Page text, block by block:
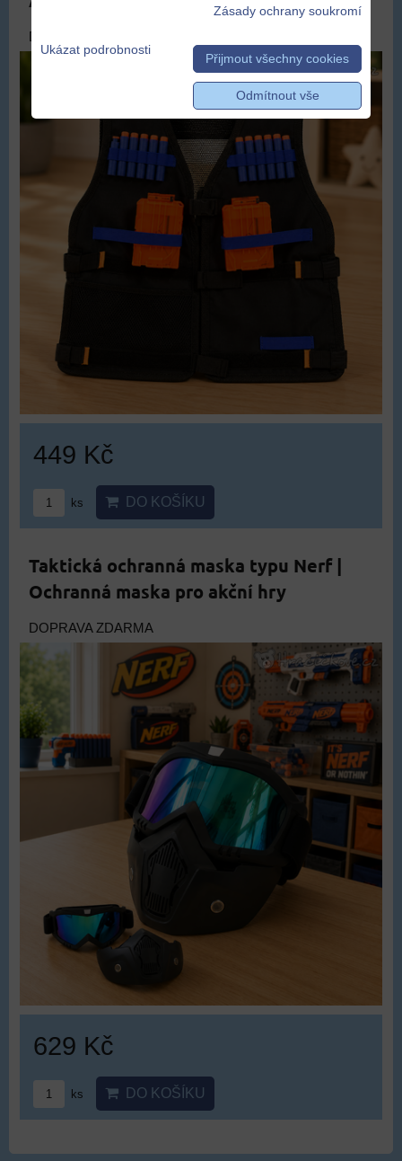
DOPRAVA ZDARMA
449 Kč
ks DO KOŠÍKU
Taktická ochranná maska typu Nerf |
Ochranná maska pro akční hry
DOPRAVA ZDARMA
629 Kč
ks DO KOŠÍKU
Zásady ochrany soukromí
Ukázat podrobnosti
Přijmout všechny cookies
Odmítnout vše